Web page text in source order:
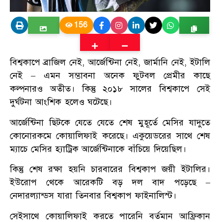
156
বিশ্বকাপে ব্রাজিল নেই, আর্জেন্টিনা নেই, জার্মানি নেই, ইটালি
নেই – এমন সম্ভাবনা অনেক ফুটবল প্রেমীর কাছে
কল্পনারও অতীত। কিন্তু ২০১৮ সালের বিশ্বকাপে সেই
দুর্ঘটনা আংশিক হলেও ঘটেছে।
আর্জেন্টিনা ছিটকে যেতে যেতে শেষ মুহূর্তে মেসির যাদুতে
কোনোরকমে কোয়ালিফাই করেছে। একুয়েডরের সাথে শেষ
ম্যাচে মেসির হ্যাট্রিক আর্জেন্টিনাকে বাঁচিয়ে দিয়েছিল।
কিন্তু শেষ রক্ষা হয়নি চারবারের বিশ্বকাপ জয়ী ইটালির।
ইউরোপ থেকে আরেকটি বড় দল বাদ পড়েছে –
নেদারল্যান্ডস যারা তিনবার বিশ্বকাপ ফাইনালিস্ট।
সেইসাথে কোয়ালিফাই করতে পারেনি বর্তমান আফ্রিকান